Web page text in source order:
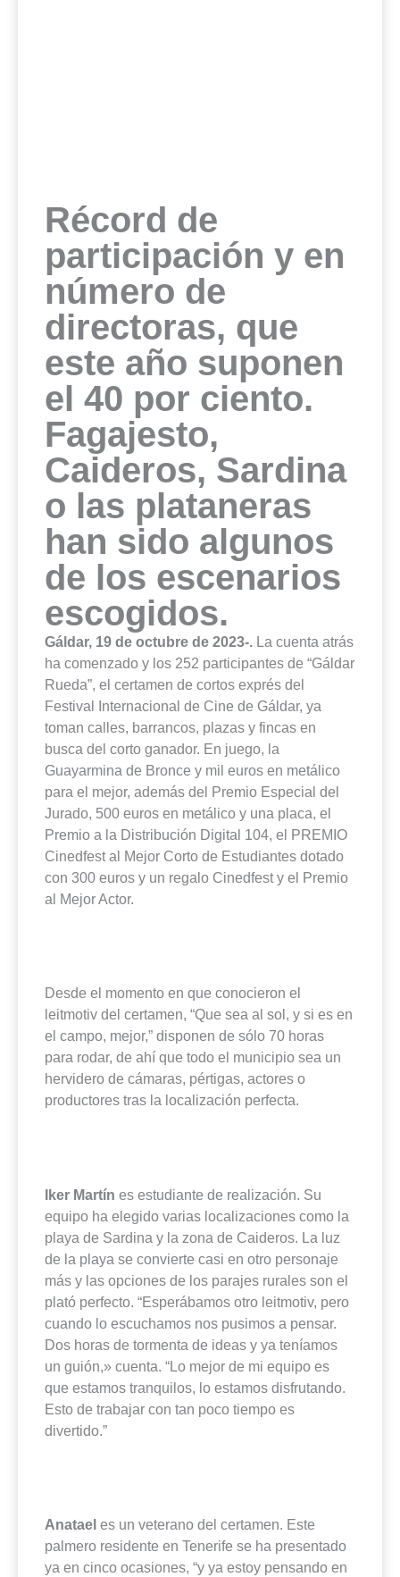
Récord de
participación y en
número de
directoras, que
este año suponen
el 40 por ciento.
Fagajesto,
Caideros, Sardina
o las plataneras
han sido algunos
de los escenarios
escogidos.
Gáldar, 19 de octubre de 2023-. La cuenta atrás
ha comenzado y los 252 participantes de “Gáldar
Rueda”, el certamen de cortos exprés del
Festival Internacional de Cine de Gáldar, ya
toman calles, barrancos, plazas y fincas en
busca del corto ganador. En juego, la
Guayarmina de Bronce y mil euros en metálico
para el mejor, además del Premio Especial del
Jurado, 500 euros en metálico y una placa, el
Premio a la Distribución Digital 104, el PREMIO
Cinedfest al Mejor Corto de Estudiantes dotado
con 300 euros y un regalo Cinedfest y el Premio
al Mejor Actor.
Desde el momento en que conocieron el
leitmotiv del certamen, “Que sea al sol, y si es en
el campo, mejor,” disponen de sólo 70 horas
para rodar, de ahí que todo el municipio sea un
hervidero de cámaras, pértigas, actores o
productores tras la localización perfecta.
Iker Martín es estudiante de realización. Su
equipo ha elegido varias localizaciones como la
playa de Sardina y la zona de Caideros. La luz
de la playa se convierte casi en otro personaje
más y las opciones de los parajes rurales son el
plató perfecto. “Esperábamos otro leitmotiv, pero
cuando lo escuchamos nos pusimos a pensar.
Dos horas de tormenta de ideas y ya teníamos
un guión,» cuenta. “Lo mejor de mi equipo es
que estamos tranquilos, lo estamos disfrutando.
Esto de trabajar con tan poco tiempo es
divertido.”
Anatael es un veterano del certamen. Este
palmero residente en Tenerife se ha presentado
ya en cinco ocasiones, “y ya estoy pensando en